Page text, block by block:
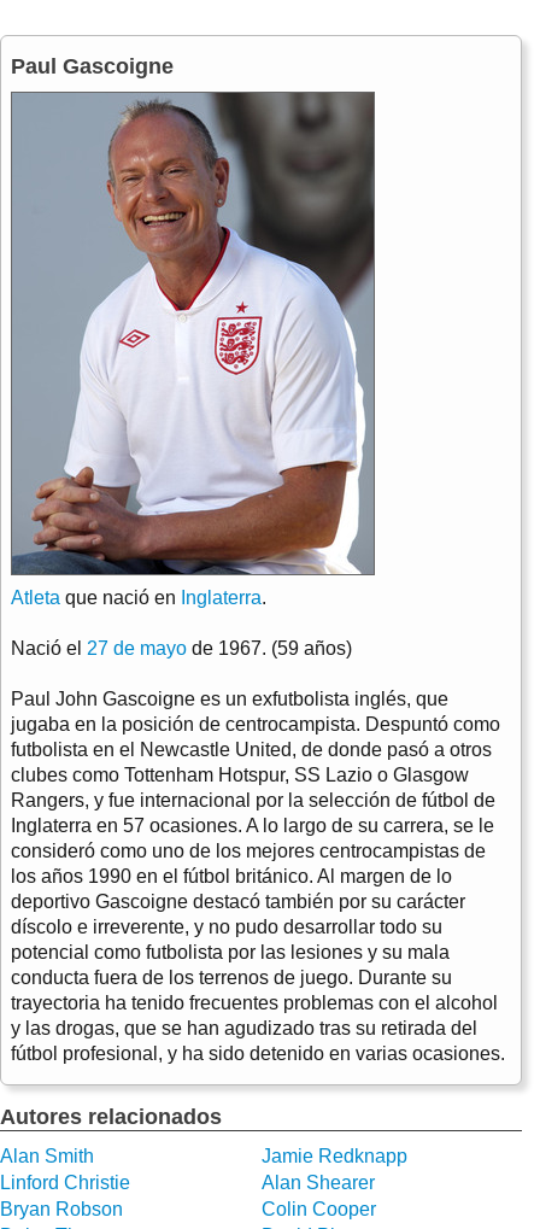
Paul Gascoigne
Atleta que nació en Inglaterra.
Nació el 27 de mayo de 1967. (59 años)
Paul John Gascoigne es un exfutbolista inglés, que
jugaba en la posición de centrocampista. Despuntó como
futbolista en el Newcastle United, de donde pasó a otros
clubes como Tottenham Hotspur, SS Lazio o Glasgow
Rangers, y fue internacional por la selección de fútbol de
Inglaterra en 57 ocasiones. A lo largo de su carrera, se le
consideró como uno de los mejores centrocampistas de
los años 1990 en el fútbol británico. Al margen de lo
deportivo Gascoigne destacó también por su carácter
díscolo e irreverente, y no pudo desarrollar todo su
potencial como futbolista por las lesiones y su mala
conducta fuera de los terrenos de juego. Durante su
trayectoria ha tenido frecuentes problemas con el alcohol
y las drogas, que se han agudizado tras su retirada del
fútbol profesional, y ha sido detenido en varias ocasiones.
Autores relacionados
Alan Smith
Jamie Redknapp
Linford Christie
Alan Shearer
Bryan Robson
Colin Cooper